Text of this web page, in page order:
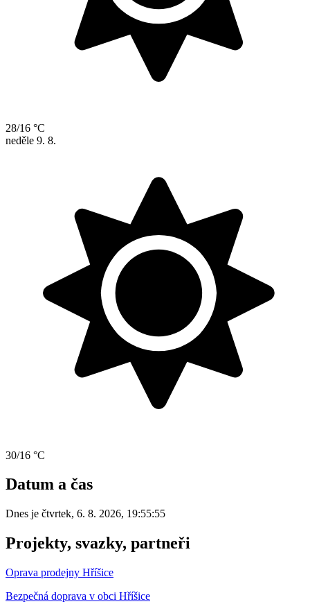
28/16 °C
neděle 9. 8.
30/16 °C
Datum a čas
Dnes je čtvrtek, 6. 8. 2026, 19:55:55
Projekty, svazky, partneři
Oprava prodejny Hříšice
Bezpečná doprava v obci Hříšice